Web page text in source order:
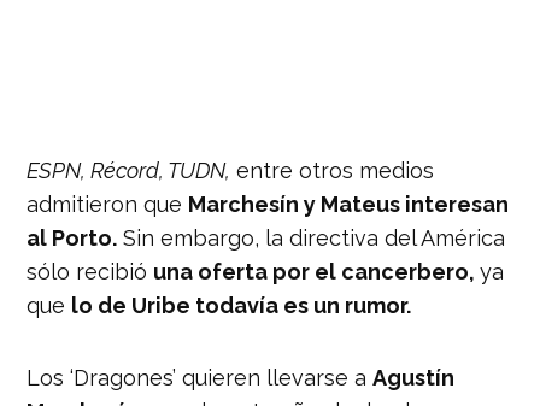
ESPN, Récord, TUDN, entre otros medios
admitieron que Marchesín y Mateus interesan
al Porto. Sin embargo, la directiva del América
sólo recibió una oferta por el cancerbero,ya
que lo de Uribe todavía es un rumor.
Los ‘Dragones’ quieren llevarse aAgustín